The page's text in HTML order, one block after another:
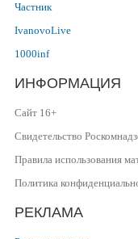
Частник
IvanovoLive
1000inf
ИНФОРМАЦИЯ
Сайт 16+
Свидетельство
Правила использования
Политика
РЕКЛАМА